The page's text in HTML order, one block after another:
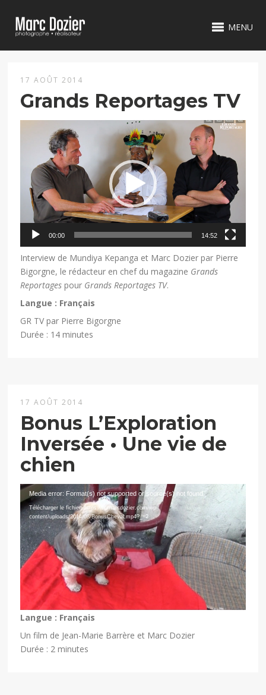
MENU
17 AOÛT 2014
Grands Reportages TV
00:00 14:52
Interview de Mundiya Kepanga et Marc Dozier par Pierre
Bigorgne, le rédacteur en chef du magazine Grands
Reportages pour Grands Reportages TV.
Langue : Français
GR TV par Pierre Bigorgne
Durée : 14 minutes
17 AOÛT 2014
Bonus L’Exploration
Inversée • Une vie de
chien
Lecteur
vidéo
Media error: Format(s) not supported or source(s) not found
Télécharger le fichier: https://fr.marcdozier.com/wp-
content/uploads/2014/08/BonusCheval.mp4?_=2
Séquence inédite du film documentaireL’Exploration
Inversée
(Production Bonne Pioche) : Mundiya et Polobi
découvrent l’importance des chiens dans la société
occidentale.
Langue : Français
Un film de Jean-Marie Barrère et Marc Dozier
Durée : 2 minutes